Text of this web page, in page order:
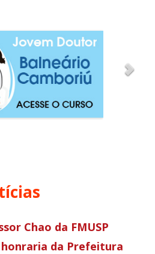
Chao da FMUSP
da Prefeitura